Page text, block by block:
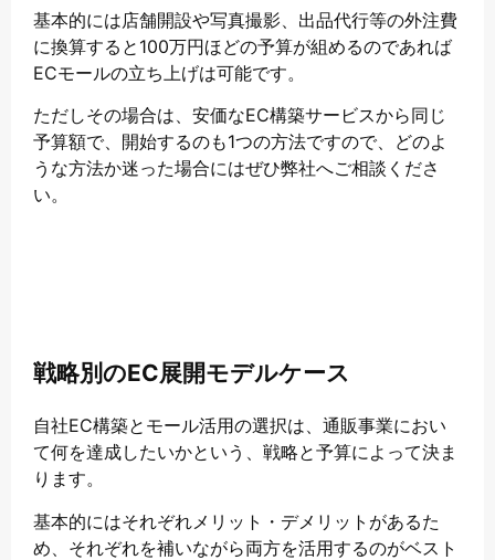
基本的には店舗開設や写真撮影、出品代行等の外注費
に換算すると100万円ほどの予算が組めるのであれば
ECモールの立ち上げは可能です。
ただしその場合は、安価なEC構築サービスから同じ
予算額で、開始するのも1つの方法ですので、どのよ
うな方法か迷った場合にはぜひ弊社へご相談くださ
い。
戦略別のEC展開モデルケース
自社EC構築とモール活用の選択は、通販事業におい
て何を達成したいかという、戦略と予算によって決ま
ります。
基本的にはそれぞれメリット・デメリットがあるた
め、それぞれを補いながら両方を活用するのがベスト